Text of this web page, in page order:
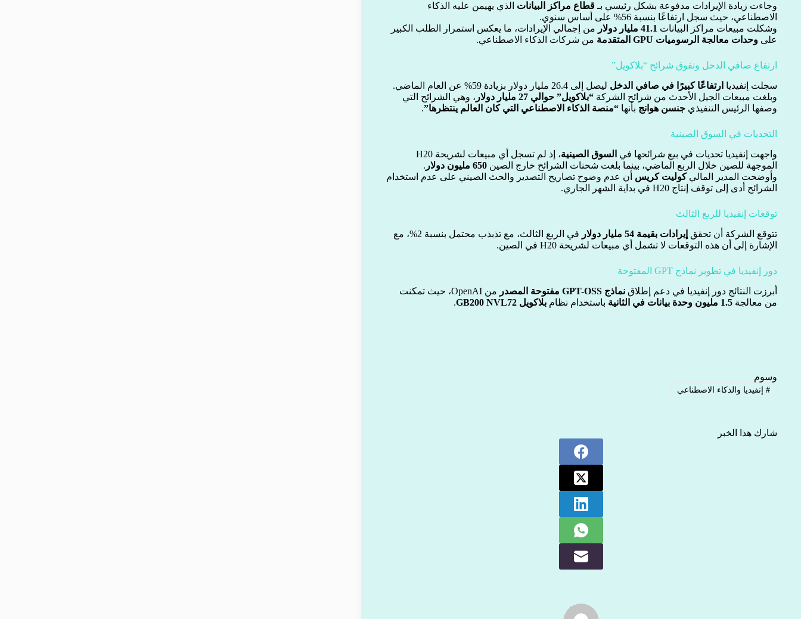
وجاءت زيادة الإيرادات مدفوعة بشكل رئيسي بـ قطاع مراكز البيانات الذي يهيمن عليه الذكاء
الاصطناعي، حيث سجل ارتفاعًا بنسبة 56% على أساس سنوي.
وشكلت مبيعات مراكز البيانات 41.1 مليار دولار
من إجمالي الإيرادات، ما يعكس استمرار الطلب الكبير
على وحدات معالجة الرسوميات GPU المتقدمة من شركات الذكاء الاصطناعي.
ارتفاع صافي الدخل وتفوق شرائح “بلاكويل”
سجلت إنفيديا ارتفاعًا كبيرًا في صافي الدخل ليصل إلى 26.4 مليار دولار بزيادة 59% عن العام الماضي.
وبلغت مبيعات الجيل الأحدث من شرائح الشركة “بلاكويل” حوالي 27 مليار دولار
، وهي الشرائح التي
وصفها الرئيس التنفيذي جنسن هوانج بأنها “منصة الذكاء الاصطناعي التي كان العالم ينتظرها”.
التحديات في السوق الصينية
واجهت إنفيديا تحديات في بيع شرائحها في السوق الصينية
، إذ لم تسجل أي مبيعات لشريحة H20
الموجهة للصين خلال الربع الماضي، بينما بلغت شحنات الشرائح خارج الصين 650 مليون دولار
.
وأوضحت المدير الماليكوليت كريس أن عدم وضوح تصاريح التصدير والحث الصيني على عدم استخدام
الشرائح أدى إلى توقف إنتاج H20 في بداية الشهر الجاري.
توقعات إنفيديا للربع الثالث
تتوقع الشركة أن تحقق إيرادات بقيمة 54 مليار دولار
في الربع الثالث، مع تذبذب محتمل بنسبة 2%، مع
الإشارة إلى أن هذه التوقعات لا تشمل أي مبيعات لشريحة H20 في الصين.
دور إنفيديا في تطوير نماذج GPT المفتوحة
أبرزت النتائج دور إنفيديا في دعم إطلاق نماذج GPT-OSS مفتوحة المصدر
من OpenAI، حيث تمكنت
من معالجة 1.5 مليون وحدة بيانات في الثانية باستخدام نظام بلاكويل GB200 NVL72 .
وسوم
#إنفيديا والذكاء الاصطناعي
شارك هذا الخبر